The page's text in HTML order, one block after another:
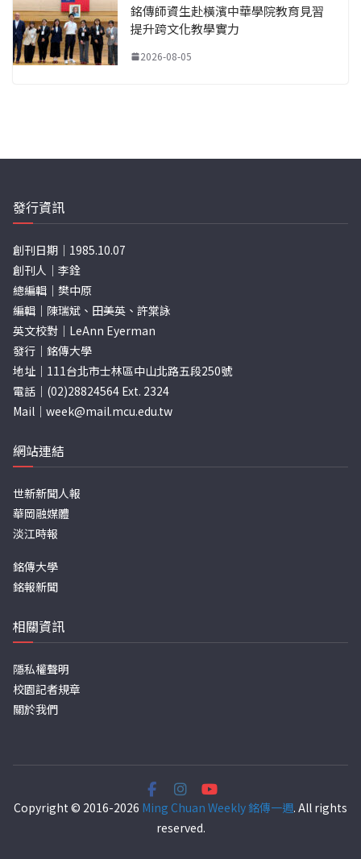
銘傳師資生赴橫濱中華學院教育見習
提升跨文化教學實力
2026-08-05
發行資訊
創刊日期｜1985.10.07
創刊人｜李銓
總編輯｜樊中原
編輯｜陳瑞斌、田美英、許棠詠
英文校對｜LeAnn Eyerman
發行｜銘傳大學
地址｜111台北市士林區中山北路五段250號
電話｜(02)28824564 Ext. 2324
Mail｜ week@mail.mcu.edu.tw
網站連結
世新新聞人報
華岡融媒體
淡江時報
銘傳大學
銘報新聞
相關資訊
隱私權聲明
校園記者規章
關於我們
Copyright © 2016-2026 Ming Chuan Weekly 銘傳一週. All rights
reserved.